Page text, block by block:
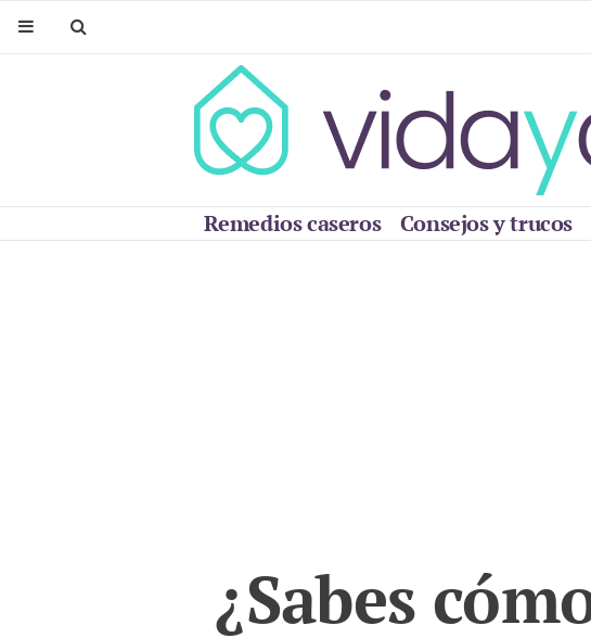
Remedios caseros Consejos y trucos
¿Sabes